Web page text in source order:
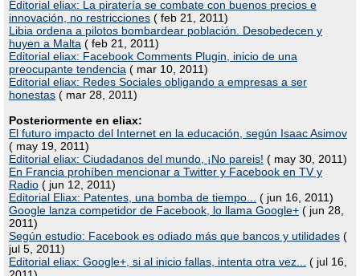
Editorial eliax: La piratería se combate con buenos precios e
innovación, no restricciones ( feb 21, 2011)
Libia ordena a pilotos bombardear población. Desobedecen y
huyen a Malta ( feb 21, 2011)
Editorial eliax: Facebook Comments Plugin, inicio de una
preocupante tendencia ( mar 10, 2011)
Editorial eliax: Redes Sociales obligando a empresas a ser
honestas ( mar 28, 2011)
Posteriormente en eliax:
El futuro impacto del Internet en la educación, según Isaac Asimov
( may 19, 2011)
Editorial eliax: Ciudadanos del mundo, ¡No pareis! ( may 30, 2011)
En Francia prohíben mencionar a Twitter y Facebook en TV y
Radio ( jun 12, 2011)
Editorial Eliax: Patentes, una bomba de tiempo...
( jun 16, 2011)
Google lanza competidor de Facebook, lo llama Google+ ( jun 28,
2011)
Según estudio: Facebook es odiado más que bancos y utilidades (
jul 5, 2011)
Editorial eliax: Google+, si al inicio fallas, intenta otra vez...
( jul 16,